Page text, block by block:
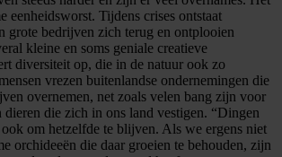
eenheidsworst. Tijdens crises ontstaat
grote bedrijven zich terug en ontplooien
kleine en soms geniale creatieve
diversiteit op, die in de natuur ook zo
vrezen buitenlandse ondernemingen die
overnemen, net zoals velen bang zijn voor
dieren die zich in ons land vestigen. “Dingen
ook om hetzelfde te blijven. Als we ergens niet
orchideeën die daar groeien te behouden, zijn